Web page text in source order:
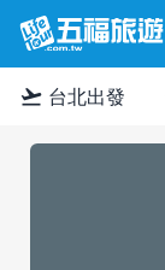
flight_takeoff 台北出發